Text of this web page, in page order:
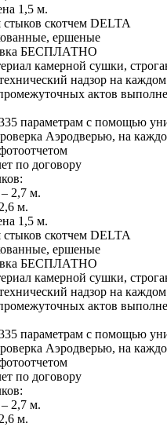
1,5 м.
стыков скотчем DELTA
ершеные
БЕСПЛАТНО
камерной сушки,
надзор на каждом
актов
параметрам с помощью
Аэродверью, на
по договору
2,7 м.
м.
1,5 м.
стыков скотчем DELTA
ершеные
БЕСПЛАТНО
камерной сушки,
надзор на каждом
актов
параметрам с помощью
Аэродверью, на
по договору
2,7 м.
м.